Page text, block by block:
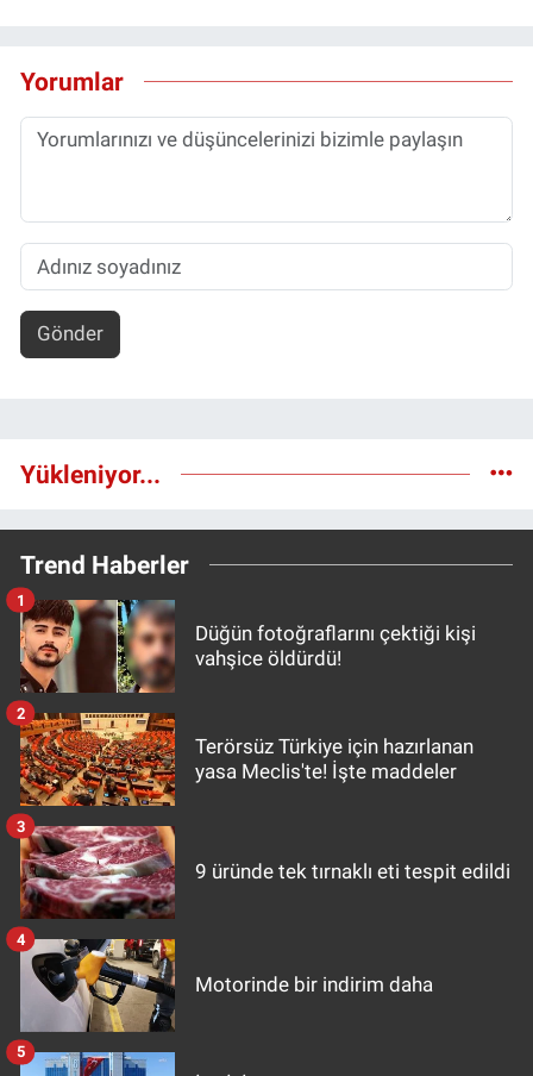
Yorumlar
Gönder
Yükleniyor...
Trend Haberler
Düğün fotoğraflarını çektiği kişi
vahşice öldürdü!
1
Terörsüz Türkiye için hazırlanan
yasa Meclis'te! İşte maddeler
2
9 üründe tek tırnaklı eti tespit edildi
3
Motorinde bir indirim daha
4
5